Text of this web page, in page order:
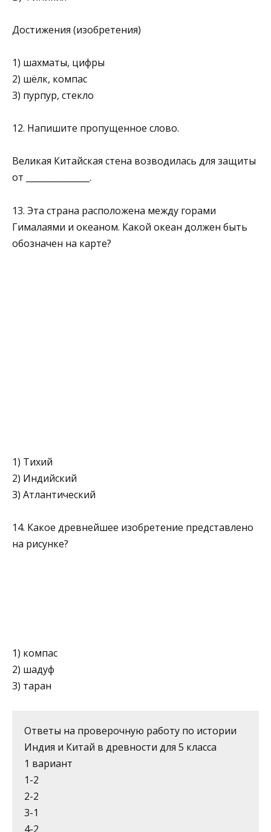
Достижения (изобретения)
1) шахматы, цифры
2) шёлк, компас
3) пурпур, стекло
12. Напишите пропущенное слово.
Великая Китайская стена возводилась для защиты
от _______________.
13. Эта страна расположена между горами
Гималаями и океаном. Какой океан должен быть
обозначен на карте?
1) Тихий
2) Индийский
3) Атлантический
14. Какое древнейшее изобретение представлено
на рисунке?
1) компас
2) шадуф
3) таран
Ответы на проверочную работу по истории
Индия и Китай в древности для 5 класса
1 вариант
1-2
2-2
3-1
4-2